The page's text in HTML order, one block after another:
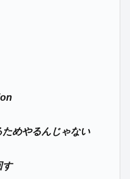
めやるんじゃない
す